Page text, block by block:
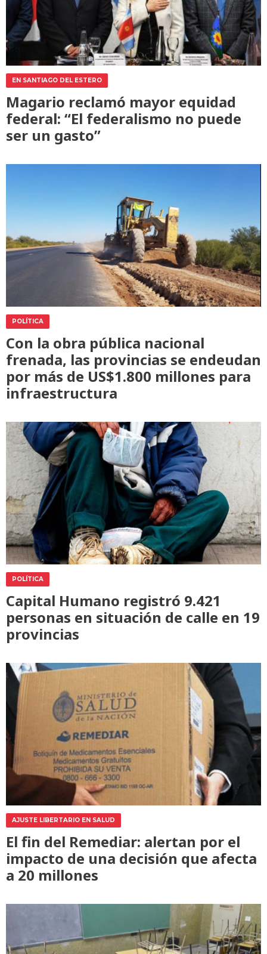
EN SANTIAGO DEL ESTERO
Magario reclamó mayor equidad
federal: “El federalismo no puede
ser un gasto”
POLÍTICA
Con la obra pública nacional
frenada, las provincias se endeudan
por más de US$1.800 millones para
infraestructura
POLÍTICA
Capital Humano registró 9.421
personas en situación de calle en 19
provincias
AJUSTE LIBERTARIO EN SALUD
El fin del Remediar: alertan por el
impacto de una decisión que afecta
a 20 millones